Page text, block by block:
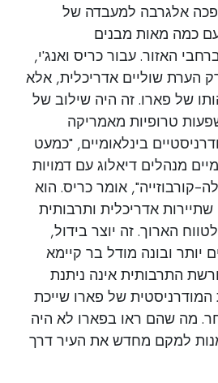
1950 ל -1980 הפכה אלגרבה למעבדה של
כמה מאות מבנים
האזור. עבור כריס ואנג'י,
הערת שוליים אדריכלית, אלא
של פארו. זה היה שילוב של
טרופיות מאמריקה
בינלאומיים, "כמעט
מנהלים דיאלוג עם דמויות
קורבוזייה", אומר כריס. הוא
אדריכלית ותרבותית
הארוך. זה יוצר בידול,
יותר ובונה מודל בר קיימא
התרבותית אינה ניתנת
של פארו שייכת
מה שהם ראו בפארו לא היה
למקם מחדש את העיר דרך